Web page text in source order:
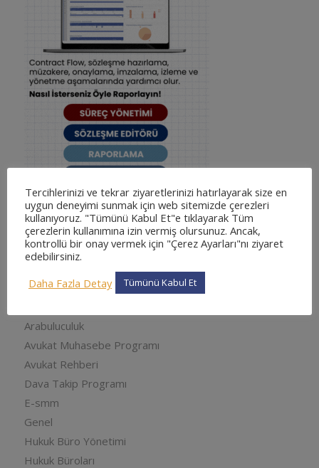
adliyesine nasıl gidilir
Arabuluculuk
Avukat Muhasebe Programı
Avukat Rehberi
Dava Takip Programı
E-smm
Genel
Hukuk Büro Yönetimi
Hukuk Büroları
Tercihlerinizi ve tekrar ziyaretlerinizi hatırlayarak size en
uygun deneyimi sunmak için web sitemizde çerezleri
kullanıyoruz. "Tümünü Kabul Et"e tıklayarak Tüm
çerezlerin kullanımına izin vermiş olursunuz. Ancak,
kontrollü bir onay vermek için "Çerez Ayarları"nı ziyaret
edebilirsiniz.
Daha Fazla Detay
Tümünü Kabul Et